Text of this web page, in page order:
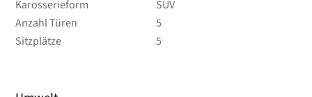
Karosserieform
SUV
Anzahl Türen
5
Sitzplätze
5